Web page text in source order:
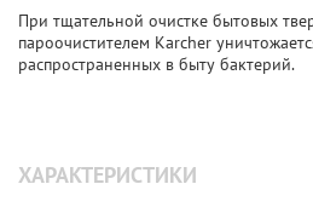
При тщательной очистке бытовых
пароочистителем Karcher
распространенных в быту бактерий.
ХАРАКТЕРИСТИКИ